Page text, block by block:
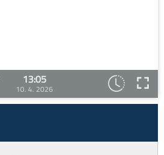
13:05
10. 4. 2026